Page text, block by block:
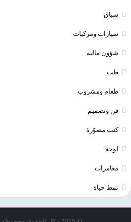
سباق
سيارات ومركبات
شؤون مالية
طب
طعام ومشروب
فن وتصميم
كتب مصوّرة
لوحة
مغامرات
نمط حياة